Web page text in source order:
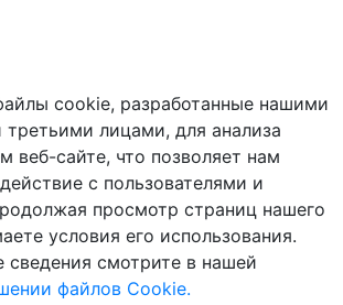
cookie, разработанные нашими
лицами, для анализа
веб-сайте, что позволяет нам
с пользователями и
просмотр страниц нашего
условия его использования.
сведения смотрите в нашей
файлов Cookie.